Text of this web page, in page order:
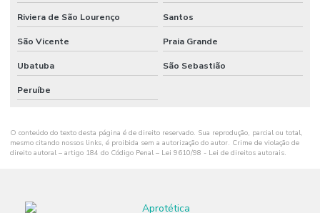
Riviera de São Lourenço Santos
São Vicente Praia Grande
Ubatuba São Sebastião
Peruíbe
O conteúdo do texto desta página é de direito reservado. Sua reprodução, parcial ou total,
mesmo citando nossos links, é proibida sem a autorização do autor. Crime de violação de
direito autoral – artigo 184 do Código Penal – Lei 9610/98 - Lei de direitos autorais.